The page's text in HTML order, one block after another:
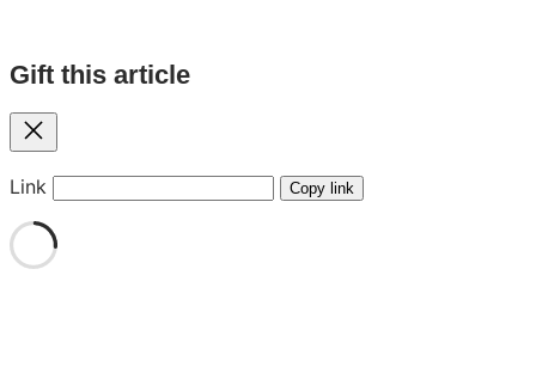
Gift this article
Close
Link Copy link